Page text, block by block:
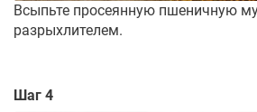
Всыпьте просеянную пшеничную
разрыхлителем.
Шаг 4